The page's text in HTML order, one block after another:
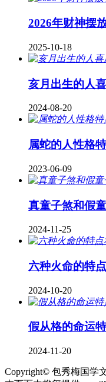
2026年财神摆
2025-10-18
亥月出生的人
2024-08-20
属蛇的人性格
2023-06-09
真童子煞和假
2024-11-25
六种火命的特
2024-10-20
假从格的命运
2024-11-20
Copyright© 包秀梅国学